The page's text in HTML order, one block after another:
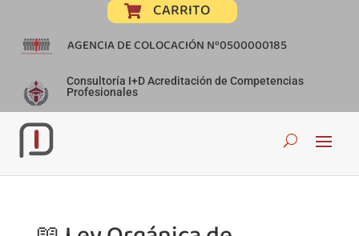
 CARRITO
AGENCIA DE COLOCACIÓN Nº0500000185
Consultoría I+D Acreditación de Competencias
Profesionales